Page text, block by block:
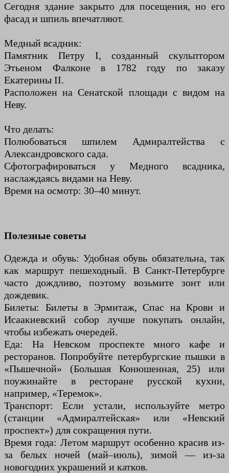
Сегодня здание закрыто для посещения, но его
фасад и шпиль впечатляют.
Медный всадник:
Памятник Петру I, созданный скульптором
Этьеном Фалконе в 1782 году по заказу
Екатерины II.
Расположен на Сенатской площади с видом на
Неву.
Что делать:
Полюбоваться шпилем Адмиралтейства с
Александровского сада.
Сфотографироваться у Медного всадника,
наслаждаясь видами на Неву.
Время на осмотр: 30–40 минут.
Полезные советы
Одежда и обувь: Удобная обувь обязательна, так
как маршрут пешеходный. В Санкт-Петербурге
часто дождливо, поэтому возьмите зонт или
дождевик.
Билеты: Билеты в Эрмитаж, Спас на Крови и
Исаакиевский собор лучше покупать онлайн,
чтобы избежать очередей.
Еда: На Невском проспекте много кафе и
ресторанов. Попробуйте петербургские пышки в
«Пышечной» (Большая Конюшенная, 25) или
поужинайте в ресторане русской кухни,
например, «Теремок».
Транспорт: Если устали, используйте метро
(станции «Адмиралтейская» или «Невский
проспект») для сокращения пути.
Время года: Летом маршрут особенно красив из-
за белых ночей (май–июль), зимой — из-за
новогодних украшений и катков.